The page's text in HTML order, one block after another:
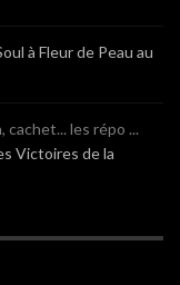
à Fleur de Peau au
les répo ...
Victoires de la